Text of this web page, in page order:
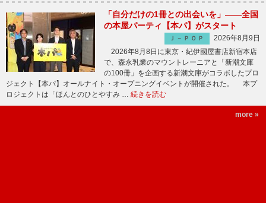
「自分だけの1冊との出会いを」――全国
の本屋パーティ【本パ】がスタート
Ｊ－ＰＯＰ
2026年8月9日
2026年8月8日に東京・紀伊國屋書店新宿本店
で、森永乳業のマウントレーニアと「新潮文庫
の100冊」を企画する新潮文庫がコラボしたプロ
ジェクト【本パ】オールナイト・オープニングイベントが開催された。 本プ
ロジェクトは「ほんとのひとやすみ … 続きを読む
more »